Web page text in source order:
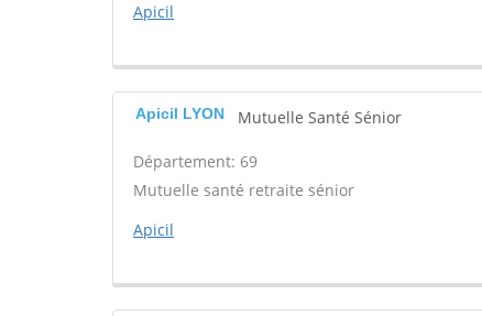
Apicil
Apicil LYON Mutuelle Santé Sénior
Département: 69
Mutuelle santé retraite sénior
Apicil